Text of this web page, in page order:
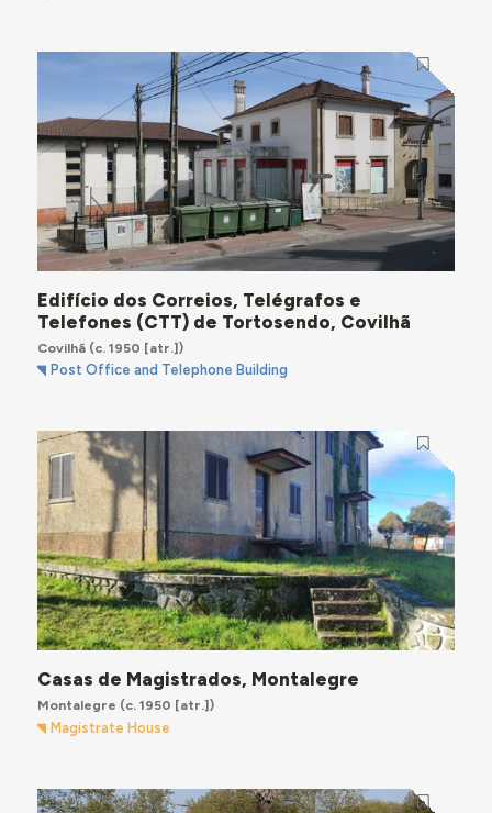
Edifício dos Correios, Telégrafos e
Telefones (CTT) de Tortosendo, Covilhã
Covilhã(c. 1950 [atr.])
Post Office and Telephone Building
Casas de Magistrados, Montalegre
Montalegre (c. 1950 [atr.])
Magistrate House